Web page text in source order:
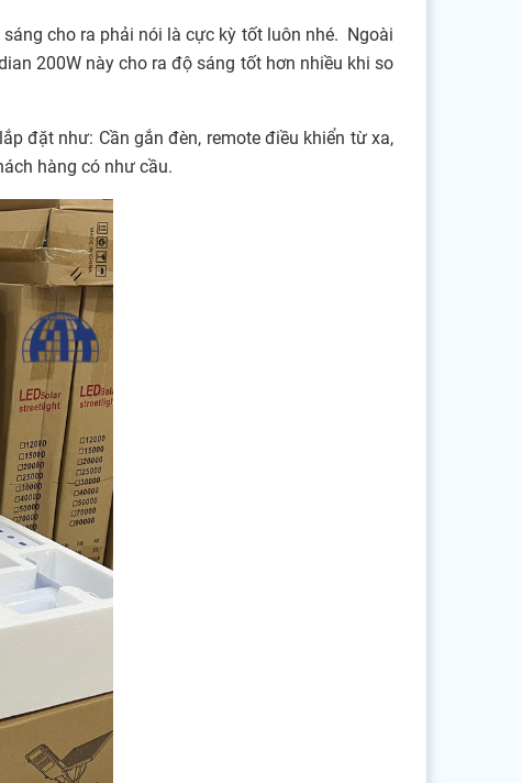
cho ra phải nói là cực kỳ tốt luôn nhé. Ngoài
200W này cho ra độ sáng tốt hơn nhiều khi so
đặt như: Cần gắn đèn, remote điều khiển từ xa,
hàng có như cầu.